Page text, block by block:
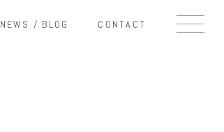
NEWS / BLOG CONTACT